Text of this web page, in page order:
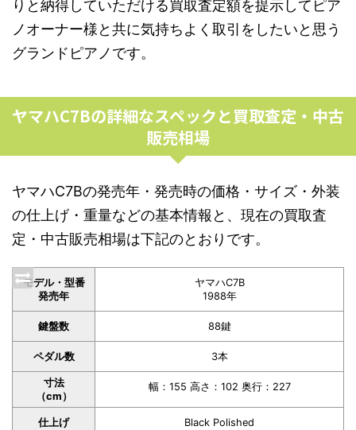
りと納得していただける買取査定額を提示してピア
ノオーナー様と共に気持ちよく取引をしたいと思う
グランドピアノです。
ヤマハC7Bの詳細なスペックと買取査定・中古
販売相場
ヤマハC7Bの発売年・発売時の価格・サイズ・外装
の仕上げ・重量などの基本情報と、現在の買取査
定・中古販売相場は下記のとおりです。
モデル・型番
発売年
ヤマハC7B
1988年
鍵盤数 88鍵
ペダル数 3本
寸法
（cm）
幅：155 高さ：102 奥行：227
仕上げ Black Polished